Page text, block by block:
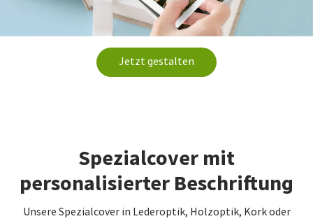
Jetzt gestalten
Spezialcover mit
personalisierter Beschriftung
Unsere Spezialcover in Lederoptik, Holzoptik, Kork oder